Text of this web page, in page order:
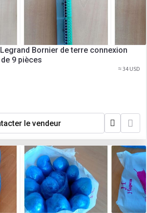
Bornier de terre connexion
9 pièces
≈ 34 USD
le vendeur